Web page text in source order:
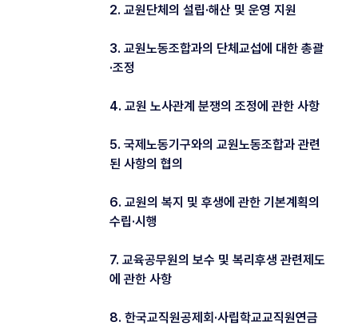
2. 교원단체의 설립·해산 및 운영 지원
3. 교원노동조합과의 단체교섭에 대한 총괄
·조정
4. 교원 노사관계 분쟁의 조정에 관한 사항
5. 국제노동기구와의 교원노동조합과 관련
된 사항의 협의
6. 교원의 복지 및 후생에 관한 기본계획의
수립·시행
7. 교육공무원의 보수 및 복리후생 관련제도
에 관한 사항
8. 한국교직원공제회·사립학교교직원연금